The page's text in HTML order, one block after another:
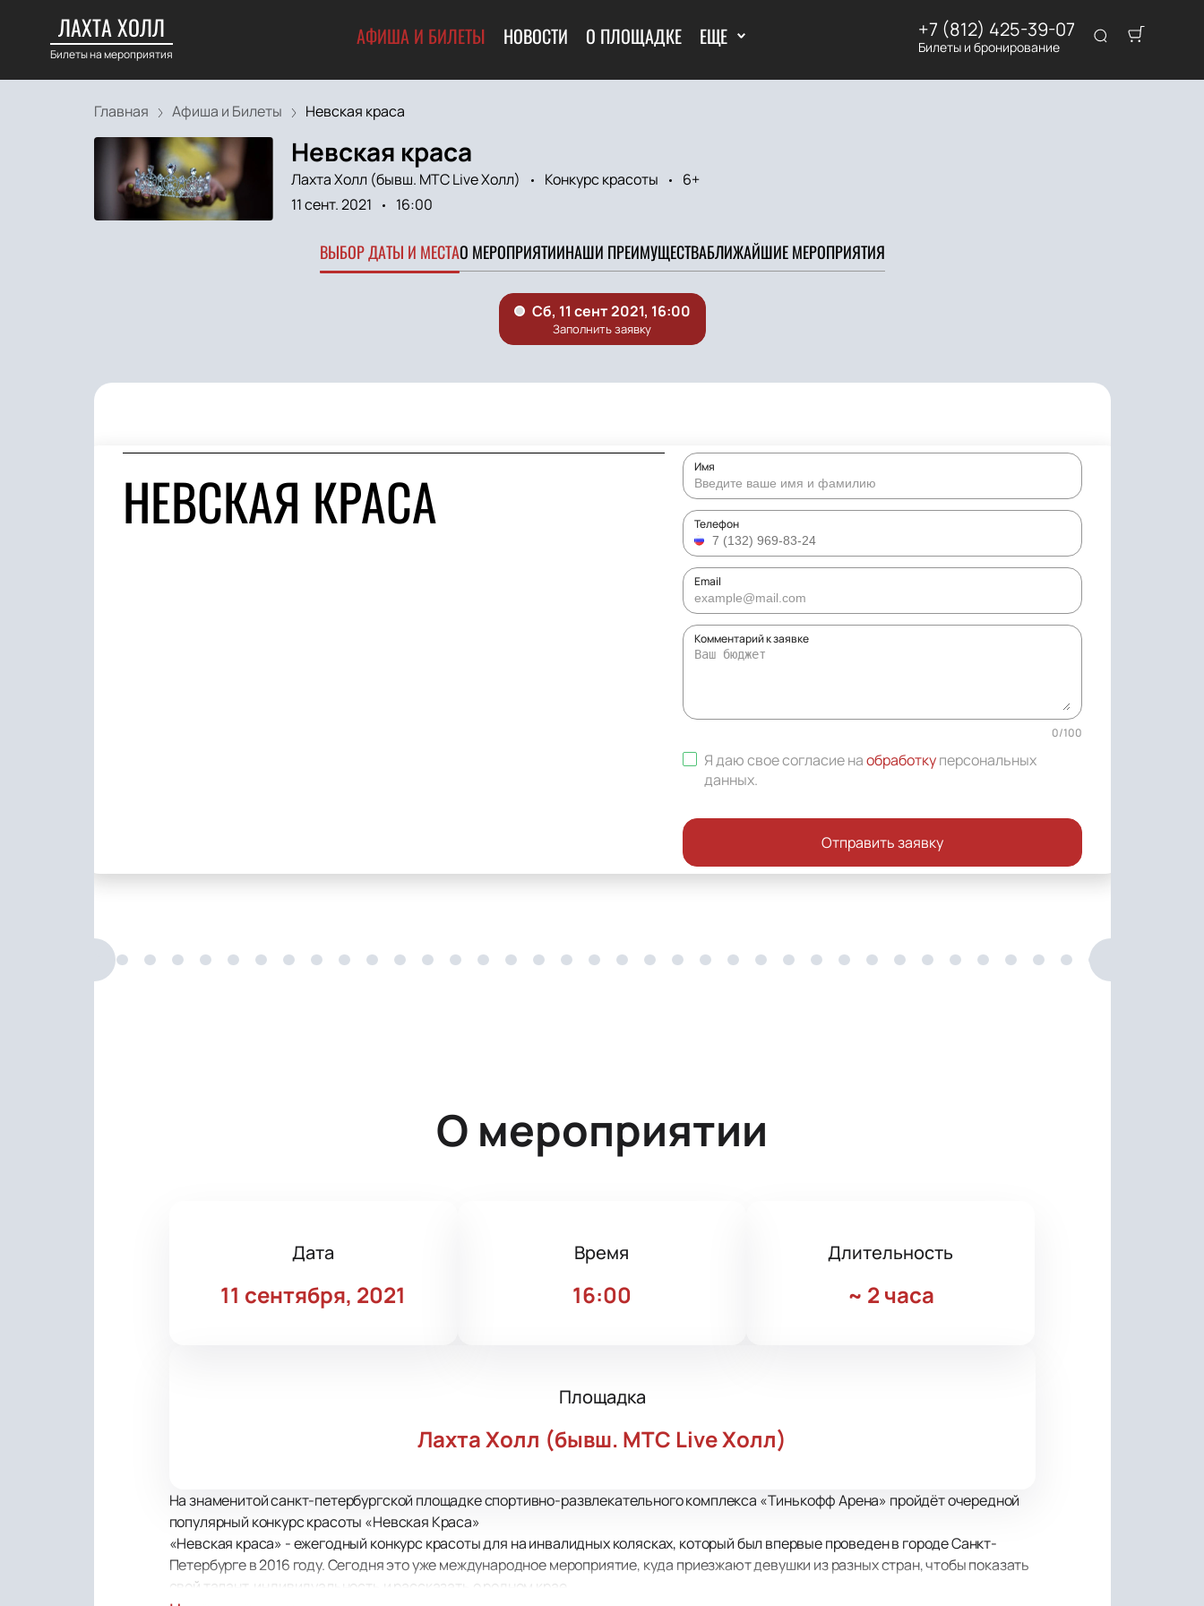
ЛАХТА ХОЛЛ
Билеты на мероприятия
АФИША И БИЛЕТЫ НОВОСТИ О ПЛОЩАДКЕ ЕЩЕ +7 (812) 425-39-07
Билеты и бронирование
Главная Афиша и Билеты Невская краса
Невская краса
Лахта Холл (бывш. МТС Live Холл) Конкурс красоты
6+
11 сент. 2021
16:00
ВЫБОР ДАТЫ И МЕСТАО МЕРОПРИЯТИИНАШИ ПРЕИМУЩЕСТВАБЛИЖАЙШИЕ МЕРОПРИЯТИЯ
НЕВСКАЯ КРАСА Имя
Телефон
Email
Комментарий к заявке
0/100
Я даю свое согласие наобработку персональных
данных.
Отправить заявку
О мероприятии
Дата
11 сентября, 2021
Время
16:00
Длительность
~ 2 часа
Площадка
Лахта Холл (бывш. МТС Live Холл)
На знаменитой санкт-петербургской площадке спортивно-развлекательного комплекса «Тинькофф Арена» пройдёт очередной
популярный конкурс красоты «Невская Краса»
«Невская краса» - ежегодный конкурс красоты для на инвалидных колясках, который был впервые проведен в городе Санкт-
Петербурге в 2016 году. Сегодня это уже международное мероприятие, куда приезжают девушки из разных стран, чтобы показать
свой талант, индивидуальность и рассказать о родном крае.